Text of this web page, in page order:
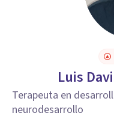
Luis
Terapeuta en
neurodesarrollo